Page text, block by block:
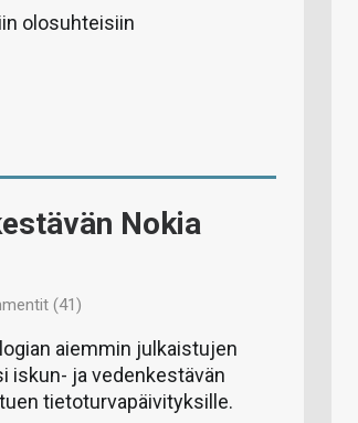
olosuhteisiin
Nokia
(41)
aiemmin julkaistujen
iskun- ja vedenkestävän
tietoturvapäivityksille.